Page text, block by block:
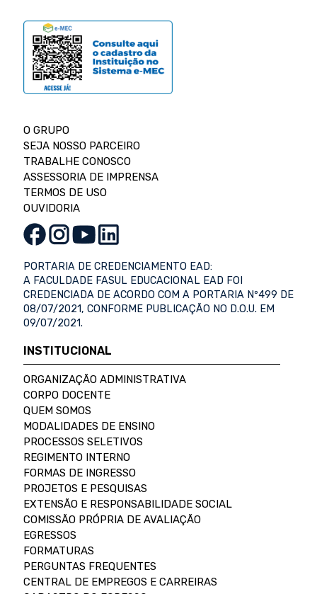
O GRUPO
SEJA NOSSO PARCEIRO
TRABALHE CONOSCO
ASSESSORIA DE IMPRENSA
TERMOS DE USO
OUVIDORIA
PORTARIA DE CREDENCIAMENTO EAD:
A FACULDADE FASUL EDUCACIONAL EAD FOI
CREDENCIADA DE ACORDO COM A PORTARIA Nº499 DE
08/07/2021, CONFORME PUBLICAÇÃO NO D.O.U. EM
09/07/2021.
INSTITUCIONAL
ORGANIZAÇÃO ADMINISTRATIVA
CORPO DOCENTE
QUEM SOMOS
MODALIDADES DE ENSINO
PROCESSOS SELETIVOS
REGIMENTO INTERNO
FORMAS DE INGRESSO
PROJETOS E PESQUISAS
EXTENSÃO E RESPONSABILIDADE SOCIAL
COMISSÃO PRÓPRIA DE AVALIAÇÃO
EGRESSOS
FORMATURAS
PERGUNTAS FREQUENTES
CENTRAL DE EMPREGOS E CARREIRAS